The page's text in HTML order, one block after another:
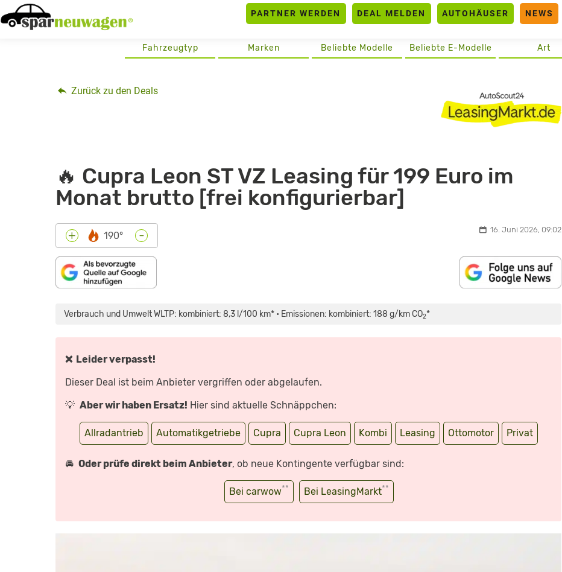
Skip
to
PARTNER WERDEN DEAL MELDEN AUTOHÄUSER NEWS
Art
Beliebte E-Modelle
Beliebte Modelle
Marken
Fahrzeugtyp
Zurück zu den Deals
🔥 Cupra Leon ST VZ Leasing für 199 Euro im
Monat brutto [frei konfigurierbar]
+ 190° - 16. Juni 2026, 09:02
Verbrauch und Umwelt WLTP: kombiniert: 8,3 l/100 km* • Emissionen: kombiniert: 188 g/km CO2*
❌ Leider verpasst!
Dieser Deal ist beim Anbieter vergriffen oder abgelaufen.
💡 Aber wir haben Ersatz! Hier sind aktuelle Schnäppchen:
Allradantrieb Automatikgetriebe Cupra Cupra Leon Kombi Leasing Ottomotor Privat
🚘 Oder prüfe direkt beim Anbieter, ob neue Kontingente verfügbar sind:
Bei carwow** Bei LeasingMarkt**
CUPRA
LEON
|
MAN
HOT
REVIEW“
ANZEIGEN